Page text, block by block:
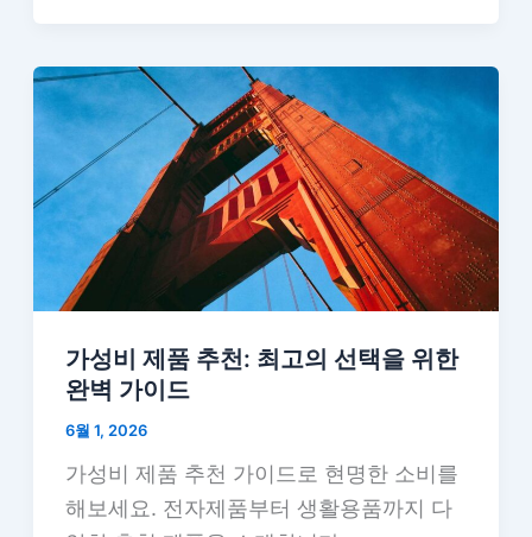
가성비 제품 추천: 최고의 선택을 위한
완벽 가이드
6월 1, 2026
가성비 제품 추천 가이드로 현명한 소비를
해보세요. 전자제품부터 생활용품까지 다